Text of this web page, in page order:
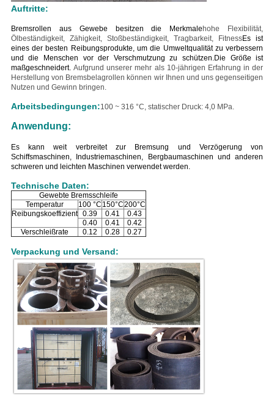
Auftritte:
Bremsrollen aus Gewebe besitzen die Merkmale hohe Flexibilität,
Ölbeständigkeit, Zähigkeit, Stoßbeständigkeit, Tragbarkeit, FitnessEs ist
eines der besten Reibungsprodukte, um die Umweltqualität zu verbessern
und die Menschen vor der Verschmutzung zu schützen.Die Größe ist
maßgeschneidert. Aufgrund unserer mehr als 10-jährigen Erfahrung in der
Herstellung von Bremsbelagrollen können wir Ihnen und uns gegenseitigen
Nutzen und Gewinn bringen.
Arbeitsbedingungen:100 ~ 316 °C, statischer Druck: 4,0 MPa.
Anwendung:
Es kann weit verbreitet zur Bremsung und Verzögerung von
Schiffsmaschinen, Industriemaschinen, Bergbaumaschinen und anderen
schweren und leichten Maschinen verwendet werden.
Technische Daten:
Gewebte Bremsschleife
Temperatur
100 °C 150°C200°C
Reibungskoeffizient 0.39 0.41
0.43
0.40
0.41
0.42
Verschleißrate
0.12 0.28 0.27
Verpackung und Versand: